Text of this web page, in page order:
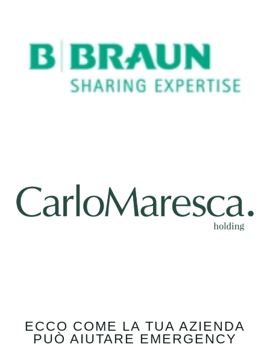
ECCO COME LA TUA AZIENDA
PUÒ AIUTARE EMERGENCY